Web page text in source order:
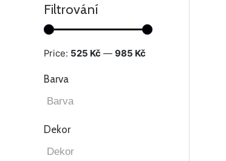
Filtrování
Price: 525 Kč — 985 Kč
Barva
Dekor